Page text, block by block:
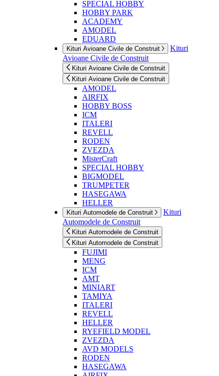
SPECIAL HOBBY
HOBBY PARK
ACADEMY
AMODEL
EDUARD
Kituri Avioane Civile de Construit
Kituri
Avioane Civile de Construit
Kituri Avioane Civile de Construit
Kituri Avioane Civile de Construit
AMODEL
AIRFIX
HOBBY BOSS
ICM
ITALERI
REVELL
RODEN
ZVEZDA
MisterCraft
SPECIAL HOBBY
BIGMODEL
TRUMPETER
HASEGAWA
HELLER
Kituri Automodele de Construit
Kituri
Automodele de Construit
Kituri Automodele de Construit
Kituri Automodele de Construit
FUJIMI
MENG
ICM
AMT
MINIART
TAMIYA
ITALERI
REVELL
HELLER
RYEFIELD MODEL
ZVEZDA
AVD MODELS
RODEN
HASEGAWA